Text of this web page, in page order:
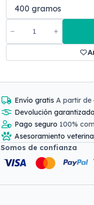
Envío gratis A partir de
Devolución
Pago seguro 100%
Asesoramiento
Somos de confianza